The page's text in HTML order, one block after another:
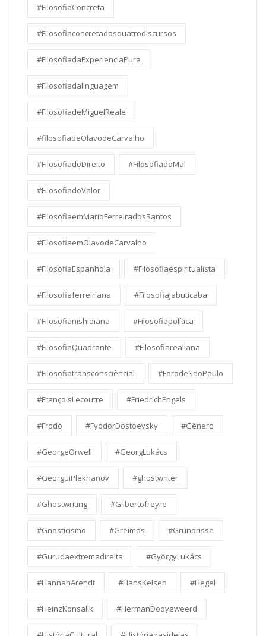
#FilosofiaConcreta
#Filosofiaconcretadosquatrodiscursos
#FilosofiadaExperienciaPura
#Filosofiadalinguagem
#FilosofiadeMiguelReale
#filosofiadeOlavodeCarvalho
#FilosofiadoDireito #FilosofiadoMal
#FilosofiadoValor
#FilosofiaemMarioFerreiradosSantos
#FilosofiaemOlavodeCarvalho
#FilosofiaEspanhola #Filosofiaespiritualista
#Filosofiaferreiriana #FilosofiaJabuticaba
#Filosofianishidiana #Filosofiapolítica
#FilosofiaQuadrante #Filosofiarealiana
#Filosofiatransconsciêncial #ForodeSãoPaulo
#FrançoisLecoutre #FriedrichEngels
#Frodo #FyodorDostoevsky #Gênero
#GeorgeOrwell #GeorgLukács
#GeorguiPlekhanov #ghostwriter
#Ghostwriting #Gilbertofreyre
#Gnosticismo #Greimas #Grundrisse
#Gurudaextremadireita #GyörgyLukács
#HannahArendt #HansKelsen #Hegel
#HeinzKonsalik #HermanDooyeweerd